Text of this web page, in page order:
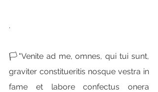
.
🏳"Venite ad me, omnes, qui tui sunt,
graviter constitueritis nosque vestra in
fame et labore confectus onera